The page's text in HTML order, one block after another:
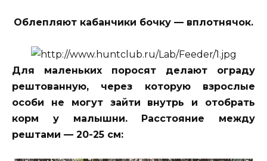
Облепляют кабанчики бочку — вплотнячок.
Для маленьких поросят делают ограду
рештованную, через которую взрослые
особи не могут зайти внутрь и отобрать
корм у малышни. Расстояние между
рештами — 20-25 см: